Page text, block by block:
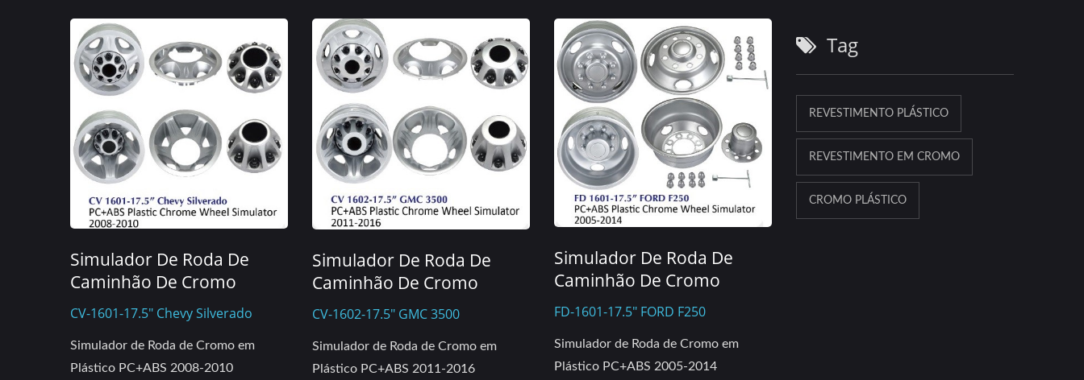
Simulador De Roda De
Caminhão De Cromo
CV-1601-17.5" Chevy Silverado
Simulador de Roda de Cromo em
Plástico PC+ABS 2008-2010
Simulador De Roda De
Caminhão De Cromo
CV-1602-17.5" GMC 3500
Simulador de Roda de Cromo em
Plástico PC+ABS 2011-2016
Simulador De Roda De
Caminhão De Cromo
FD-1601-17.5" FORD F250
Simulador de Roda de Cromo em
Plástico PC+ABS 2005-2014
Tag
REVESTIMENTO PLÁSTICO
REVESTIMENTO EM CROMO
CROMO PLÁSTICO